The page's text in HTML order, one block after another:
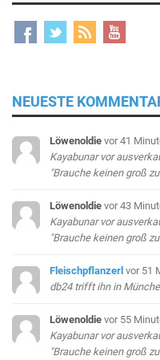
NEUESTE
Löwenoldie vor 41
Kayabunar vor
"Brauche keinen groß
Löwenoldie vor 43
Kayabunar vor
"Brauche keinen groß
Fleischpflanzerl vor 51
db24 trifft ihn in
Löwenoldie vor 55
Kayabunar vor
"Brauche keinen groß